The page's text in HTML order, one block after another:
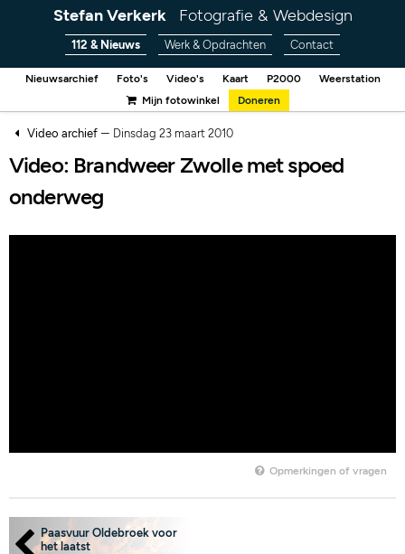
Stefan Verkerk Fotografie & Webdesign
112 & Nieuws Werk & Opdrachten Contact
Nieuwsarchief Foto's Video's Kaart P2000
Weerstation
Mijn fotowinkel
Doneren
Video archief– Dinsdag 23 maart 2010
Video: Brandweer Zwolle met spoed
onderweg
Opmerkingen of vragen
Paasvuur Oldebroek voor
het laatst